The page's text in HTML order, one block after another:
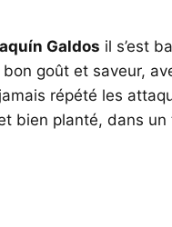
Galdos il s’est
goût et saveur,
répété les
bien planté, dans un